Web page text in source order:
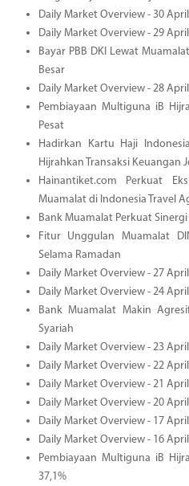
Daily Market Overview - 30
Daily Market Overview - 29
Bayar PBB DKI Lewat
Besar
Daily Market Overview - 28
Pembiayaan Multiguna iB
Pesat
Hadirkan Kartu Haji
Hijrahkan Transaksi Keuangan
Hainantiket.com Perkuat
Muamalat di Indonesia Travel
Bank Muamalat Perkuat Sinergi
Fitur Unggulan Muamalat
Selama Ramadan
Daily Market Overview - 27
Daily Market Overview - 24
Bank Muamalat Makin
Syariah
Daily Market Overview - 23
Daily Market Overview - 22
Daily Market Overview - 21
Daily Market Overview - 20
Daily Market Overview - 17
Daily Market Overview - 16
Pembiayaan Multiguna iB
37,1%